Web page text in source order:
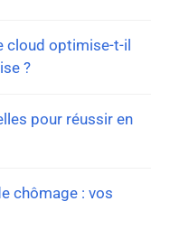
cloud optimise-t-il
?
pour réussir en
chômage : vos